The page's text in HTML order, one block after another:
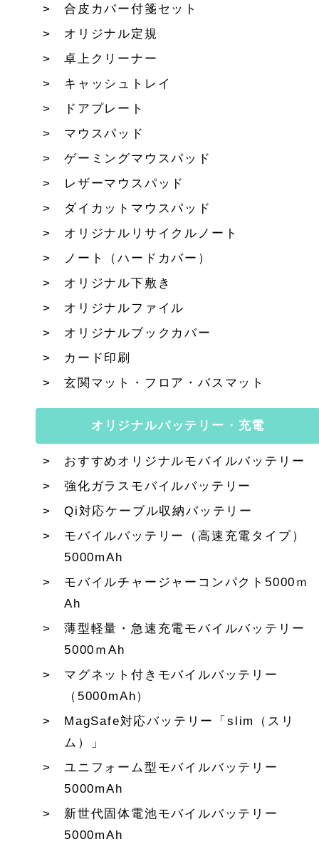
合皮カバー付箋セット
オリジナル定規
卓上クリーナー
キャッシュトレイ
ドアプレート
マウスパッド
ゲーミングマウスパッド
レザーマウスパッド
ダイカットマウスパッド
オリジナルリサイクルノート
ノート（ハードカバー）
オリジナル下敷き
オリジナルファイル
オリジナルブックカバー
カード印刷
玄関マット・フロア・バスマット
オリジナルバッテリー・充電
おすすめオリジナルモバイルバッテリー
強化ガラスモバイルバッテリー
Qi対応ケーブル収納バッテリー
モバイルバッテリー（高速充電タイプ）
5000mAh
モバイルチャージャーコンパクト5000ｍ
Ah
薄型軽量・急速充電モバイルバッテリー
5000ｍAh
マグネット付きモバイルバッテリー
（5000mAh）
MagSafe対応バッテリー「slim（スリ
ム）」
ユニフォーム型モバイルバッテリー
5000mAh
新世代固体電池モバイルバッテリー
5000mAh